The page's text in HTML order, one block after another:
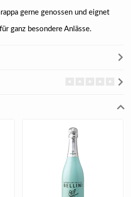
gerne genossen und eignet
ganz besondere Anlässe.